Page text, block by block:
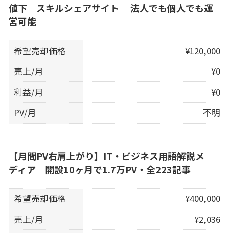
値下 スキルシェアサイト 法人でも個人でも運
営可能
希望売却価格
¥120,000
売上/月
¥0
利益/月
¥0
PV/月
不明
【月間PV右肩上がり】IT・ビジネス用語解説メ
ディア｜開設10ヶ月で1.7万PV・全223記事
希望売却価格
¥400,000
売上/月
¥2,036